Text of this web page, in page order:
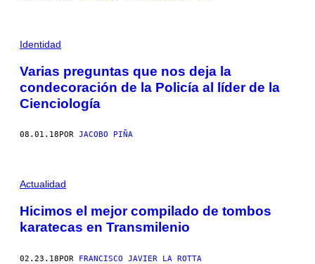
Identidad
Varias preguntas que nos deja la
condecoración de la Policía al líder de la
Cienciología
08.01.18 POR JACOBO PIÑA
Actualidad
Hicimos el mejor compilado de tombos
karatecas en Transmilenio
02.23.18POR FRANCISCO JAVIER LA ROTTA